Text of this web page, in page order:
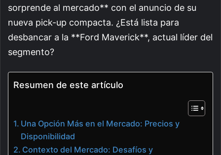
sorprende al mercado** con el anuncio de su
nueva pick-up compacta. ¿Está lista para
desbancar a la **Ford Maverick**, actual líder del
segmento?
Resumen de este artículo
Una Opción Más en el Mercado: Precios y
Disponibilidad
Contexto del Mercado: Desafíos y